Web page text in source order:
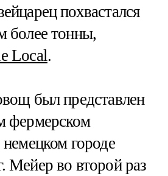
похвастался
более тонны,
Local.
был представлен
фермерском
немецком городе
Мейер во второй раз